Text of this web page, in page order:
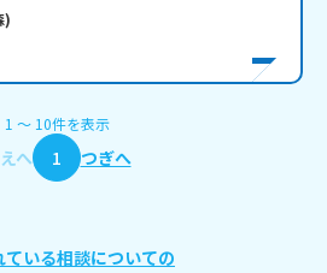
)
1 〜 10件を表示
へ 1 つぎへ
ている相談についての